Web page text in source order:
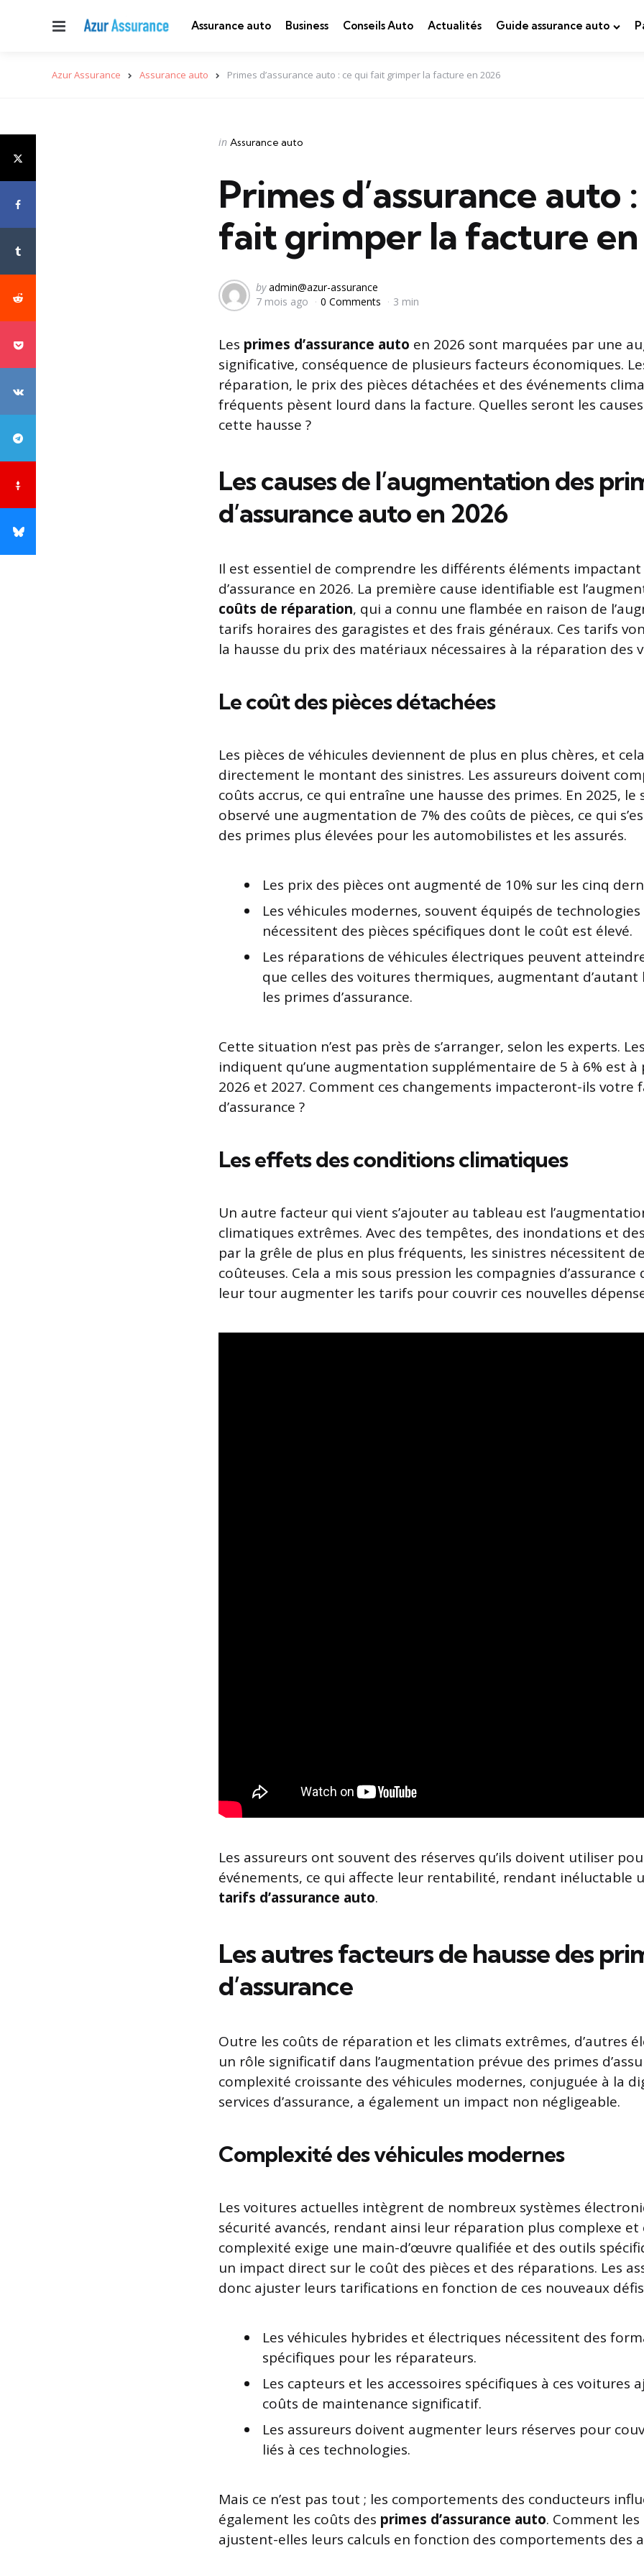
Menu Assurance auto Business Conseils Auto Actualités Guide assurance auto
Azur Assurance Assurance auto Primes d’assurance auto : ce qui fait grimper la facture en 2026
Categories
Posted
in Assurance auto
Primes d’assurance auto
fait grimper la facture
Posted
by
by admin@azur-assurance
7 mois ago
0 Comments 3 min
Les primes d’assurance auto en 2026 sont marquées par une
significative, conséquence de plusieurs facteurs économiques.
réparation, le prix des pièces détachées et des événements
fréquents pèsent lourd dans la facture. Quelles seront les
cette hausse ?
Les causes de l’augmentation des
d’assurance auto en 2026
Il est essentiel de comprendre les différents éléments
d’assurance en 2026. La première cause identifiable est
coûts de réparation, qui a connu une flambée en raison de
tarifs horaires des garagistes et des frais généraux. Ces tarifs
la hausse du prix des matériaux nécessaires à la réparation des
Le coût des pièces détachées
Les pièces de véhicules deviennent de plus en plus chères, et
directement le montant des sinistres. Les assureurs doivent
coûts accrus, ce qui entraîne une hausse des primes. En 2025, le
observé une augmentation de 7% des coûts de pièces, ce qui
des primes plus élevées pour les automobilistes et les assurés.
Les prix des pièces ont augmenté de 10% sur les cinq
Les véhicules modernes, souvent équipés de technologies
nécessitent des pièces spécifiques dont le coût est élevé.
Les réparations de véhicules électriques peuvent
que celles des voitures thermiques, augmentant d’autant
les primes d’assurance.
Cette situation n’est pas près de s’arranger, selon les experts.
indiquent qu’une augmentation supplémentaire de 5 à 6% est
2026 et 2027. Comment ces changements impacteront-ils votre
d’assurance ?
Les effets des conditions climatiques
Un autre facteur qui vient s’ajouter au tableau est
climatiques extrêmes. Avec des tempêtes, des inondations et
par la grêle de plus en plus fréquents, les sinistres nécessitent
coûteuses. Cela a mis sous pression les compagnies
leur tour augmenter les tarifs pour couvrir ces nouvelles
Les assureurs ont souvent des réserves qu’ils doivent utiliser
événements, ce qui affecte leur rentabilité, rendant inéluctable
tarifs d’assurance auto.
Les autres facteurs de hausse des
d’assurance
Outre les coûts de réparation et les climats extrêmes, d’autres
un rôle significatif dans l’augmentation prévue des primes
complexité croissante des véhicules modernes, conjuguée à la
services d’assurance, a également un impact non négligeable.
Complexité des véhicules modernes
Les voitures actuelles intègrent de nombreux systèmes
sécurité avancés, rendant ainsi leur réparation plus complexe et
complexité exige une main-d’œuvre qualifiée et des outils
un impact direct sur le coût des pièces et des réparations. Les
donc ajuster leurs tarifications en fonction de ces nouveaux
Les véhicules hybrides et électriques nécessitent des
spécifiques pour les réparateurs.
Les capteurs et les accessoires spécifiques à ces voitures
coûts de maintenance significatif.
Les assureurs doivent augmenter leurs réserves pour
liés à ces technologies.
Mais ce n’est pas tout ; les comportements des conducteurs
également les coûts des primes d’assurance auto. Comment
ajustent-elles leurs calculs en fonction des comportements des